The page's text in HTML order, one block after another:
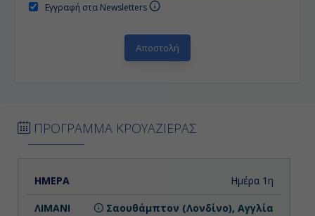
Εγγραφή στα Newsletters
ΠΡΟΓΡΑΜΜΑ ΚΡΟΥΑΖΙΕΡΑΣ
ΗΜΕΡΑ ΑΝΑΧΩΡΗΣΗ
Ημέρα 1η
Σαουθάμπτον (Λονδίνο), Αγγλία